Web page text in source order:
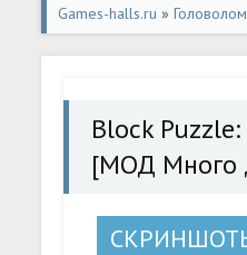
Games-halls.ru »
Puzzle: Block Blast! [МОД
Block
[МОД Много